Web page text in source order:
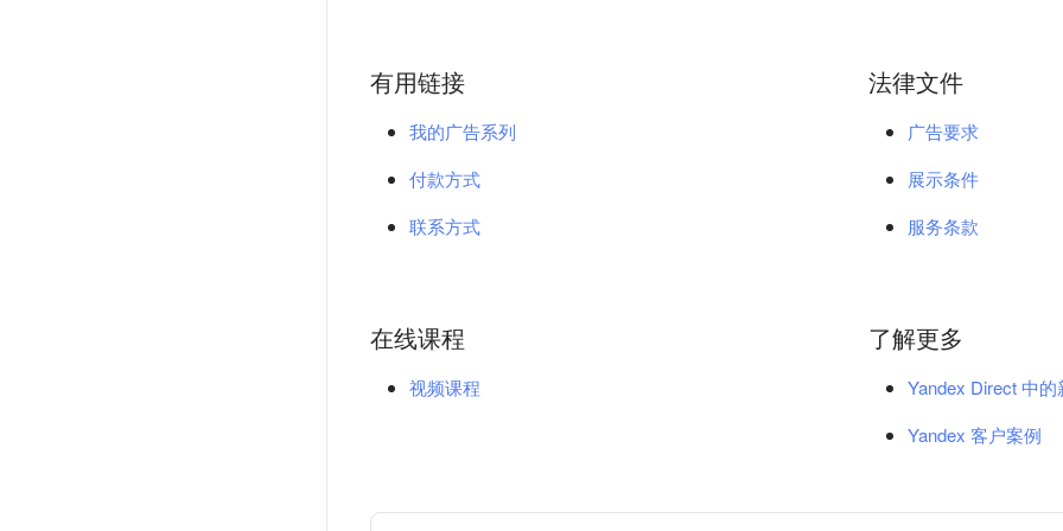
有用链接
我的广告系列
付款方式
联系方式
法律文件
广告要求
展示条件
服务条款
在线课程
视频课程
了解更多
Yandex Direct 中的
Yandex 客户案例